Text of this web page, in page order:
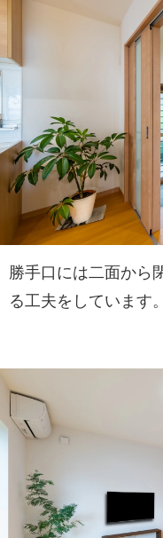
勝手口には二面から
る工夫をしています。